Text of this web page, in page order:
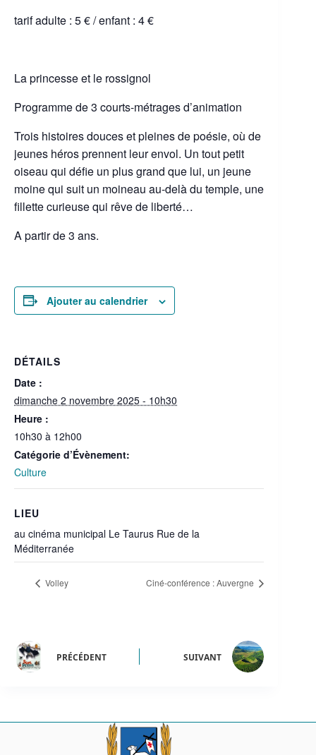
tarif adulte : 5 € / enfant : 4 €
La princesse et le rossignol
Programme de 3 courts-métrages d’animation
Trois histoires douces et pleines de poésie, où de
jeunes héros prennent leur envol. Un tout petit
oiseau qui défie un plus grand que lui, un jeune
moine qui suit un moineau au-delà du temple, une
fillette curieuse qui rêve de liberté…
A partir de 3 ans.
Ajouter au calendrier
DÉTAILS
Date :
dimanche 2 novembre 2025 - 10h30
Heure :
10h30 à 12h00
Catégorie d’Évènement:
Culture
LIEU
au cinéma municipal Le Taurus Rue de la
Méditerranée
Volley Ciné-conférence : Auvergne
PRÉCÉDENT SUIVANT